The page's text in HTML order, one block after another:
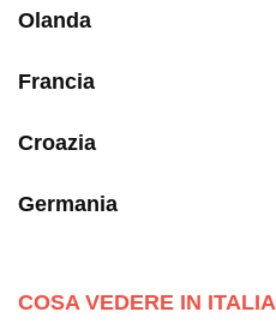
Olanda
Francia
Croazia
Germania
COSA VEDERE IN ITALIA